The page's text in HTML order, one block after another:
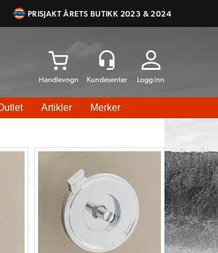
PRISJAKT ÅRETS BUTIKK 2023 & 2024
Logg inn
Artikler Merker